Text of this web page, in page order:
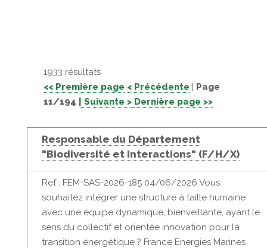
1933 résultats
<< Première page < Précédente | Page
11/194
| Suivante > Dernière page >>
Responsable du Département
"Biodiversité et Interactions" (F/H/X)
Ref : FEM-SAS-2026-185 04/06/2026 Vous
souhaitez intégrer une structure à taille humaine
avec une équipe dynamique, bienveillante, ayant le
sens du collectif et orientée innovation pour la
transition énergétique ? France Energies Marines